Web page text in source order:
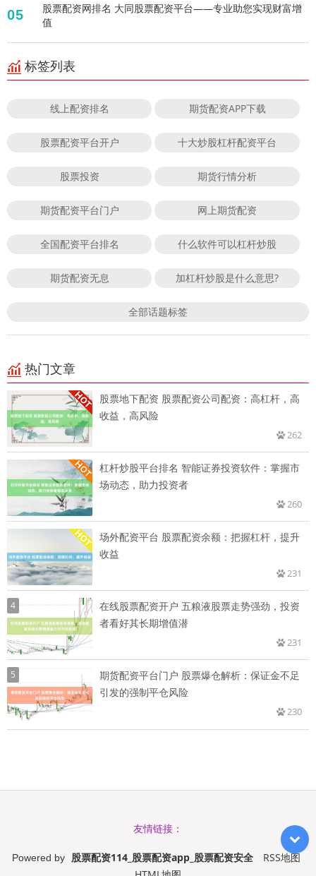
05
股票配资网排名 大同股票配资平台——专业助您实现财富增
值
标签列表
线上配资排名 期货配资APP下载
股票配资平台开户 十大炒股杠杆配资平台
股票投资 期货行情分析
期货配资平台门户 网上期货配资
全国配资平台排名 什么软件可以杠杆炒股
期货配资无息 加杠杆炒股是什么意思?
全部话题标签
热门文章
股票地下配资 股票配资公司配资：高杠杆，高
收益，高风险
262
杠杆炒股平台排名 智能证券投资软件：掌握市
场动态，助力投资者
260
场外配资平台 股票配资余额：把握杠杆，提升
收益
231
4
在线股票配资开户 五粮液股票走势强劲，投资
者看好其长期增值潜
231
5
期货配资平台门户 股票爆仓解析：保证金不足
引发的强制平仓风险
230
友情链接：
Powered by 股票配资114_股票配资app_股票配资安全
RSS地图